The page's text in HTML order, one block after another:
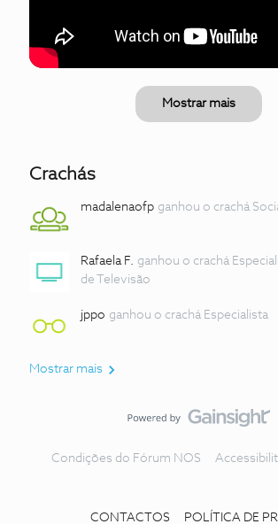
Mostrar mais
Crachás
madalenaofp ganhou o crachá
Rafaela F. ganhou o crachá
de Televisão
jppo ganhou o crachá Especialista
Mostrar mais
Condições do Fórum NOS
CONTACTOS POLÍTICA DE